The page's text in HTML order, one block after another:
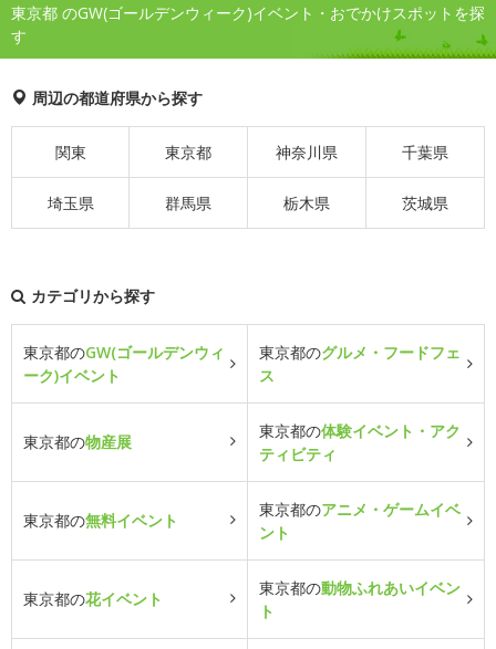
東京都 のGW(ゴールデンウィーク)イベント・おでかけスポットを探
す
周辺の都道府県から探す
関東 東京都 神奈川県 千葉県
埼玉県 群馬県 栃木県 茨城県
カテゴリから探す
東京都のGW(ゴールデンウィ
ーク)イベント
東京都のグルメ・フードフェ
ス
東京都の物産展
東京都の体験イベント・アク
ティビティ
東京都の無料イベント
東京都のアニメ・ゲームイベ
ント
東京都の花イベント
東京都の動物ふれあいイベン
ト